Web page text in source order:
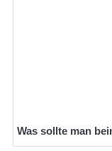
Was sollte man